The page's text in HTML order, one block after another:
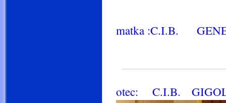
matka :C.I.B.
otec: C.I.B.